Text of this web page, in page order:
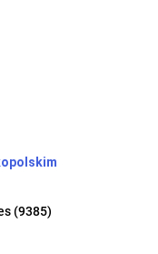
(9385)